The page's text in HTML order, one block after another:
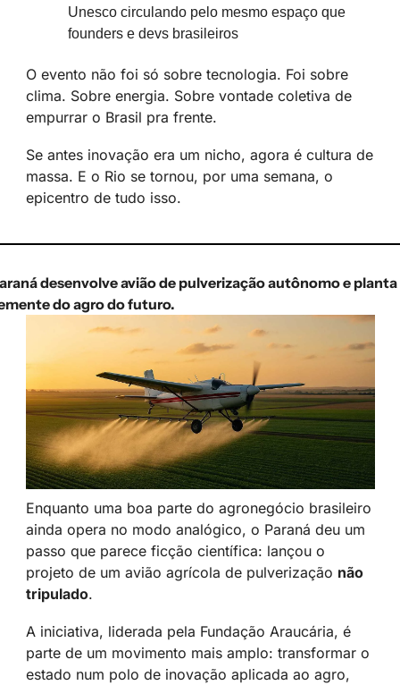
Unesco circulando pelo mesmo espaço que
founders e devs brasileiros
O evento não foi só sobre tecnologia. Foi sobre
clima. Sobre energia. Sobre vontade coletiva de
empurrar o Brasil pra frente.
Se antes inovação era um nicho, agora é cultura de
massa. E o Rio se tornou, por uma semana, o
epicentro de tudo isso.
desenvolve avião de pulverização autônomo e planta
do agro do futuro.
Enquanto uma boa parte do agronegócio brasileiro
ainda opera no modo analógico, o Paraná deu um
passo que parece ficção científica: lançou o
projeto de um avião agrícola de pulverização não
tripulado.
A iniciativa, liderada pela Fundação Araucária, é
parte de um movimento mais amplo: transformar o
estado num polo de inovação aplicada ao agro,